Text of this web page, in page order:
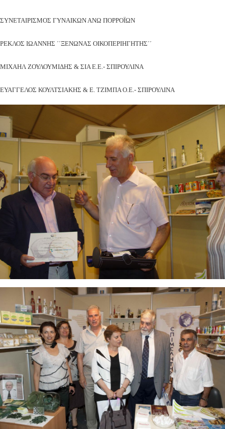
ΣΥΝΕΤΑΙΡΙΣΜΟΣ ΓΥΝΑΙΚΩΝ ΑΝΩ ΠΟΡΡΟΪΩΝ
ΡΕΚΛΟΣ ΙΩΑΝΝΗΣ ΄΄ΞΕΝΩΝΑΣ ΟΙΚΟΠΕΡΙΗΓΗΤΗΣ΄΄
ΜΙΧΑΗΛ ΖΟΥΛΟΥΜΙΔΗΣ & ΣΙΑ Ε.Ε.- ΣΠΙΡΟΥΛΙΝΑ
ΕΥΑΓΓΕΛΟΣ ΚΟΥΛΤΣΙΑΚΗΣ & Ε. ΤΖΙΜΠΑ Ο.Ε.- ΣΠΙΡΟΥΛΙΝΑ